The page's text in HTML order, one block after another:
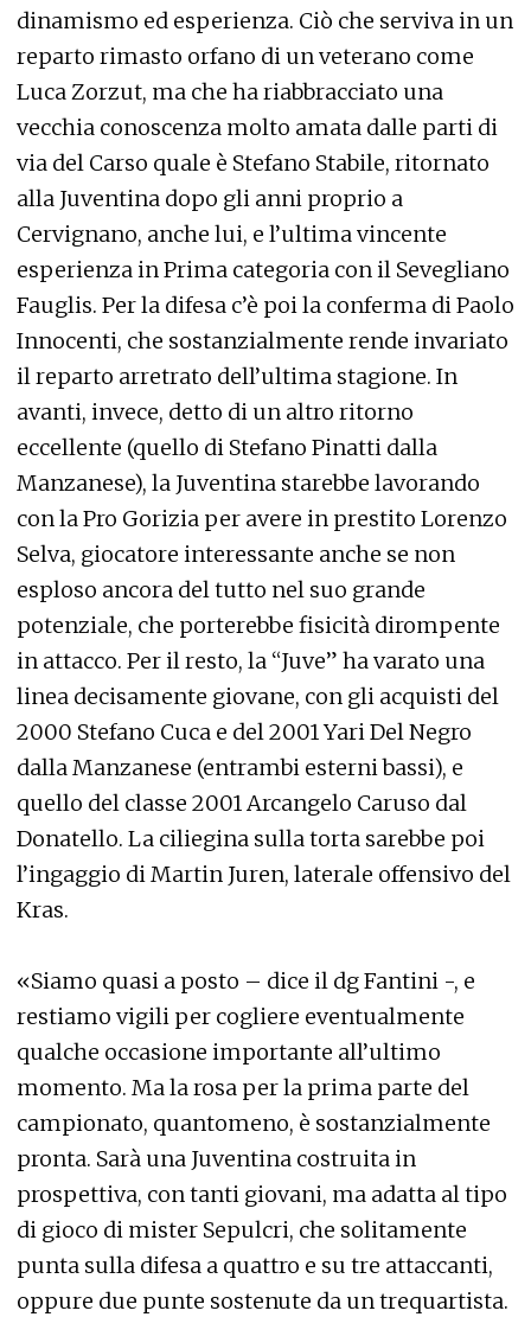
dinamismo ed esperienza. Ciò che serviva in un
reparto rimasto orfano di un veterano come
Luca Zorzut, ma che ha riabbracciato una
vecchia conoscenza molto amata dalle parti di
via del Carso quale è Stefano Stabile, ritornato
alla Juventina dopo gli anni proprio a
Cervignano, anche lui, e l’ultima vincente
esperienza in Prima categoria con il Sevegliano
Fauglis. Per la difesa c’è poi la conferma di Paolo
Innocenti, che sostanzialmente rende invariato
il reparto arretrato dell’ultima stagione. In
avanti, invece, detto di un altro ritorno
eccellente (quello di Stefano Pinatti dalla
Manzanese), la Juventina starebbe lavorando
con la Pro Gorizia per avere in prestito Lorenzo
Selva, giocatore interessante anche se non
esploso ancora del tutto nel suo grande
potenziale, che porterebbe fisicità dirompente
in attacco. Per il resto, la “Juve” ha varato una
linea decisamente giovane, con gli acquisti del
2000 Stefano Cuca e del 2001 Yari Del Negro
dalla Manzanese (entrambi esterni bassi), e
quello del classe 2001 Arcangelo Caruso dal
Donatello. La ciliegina sulla torta sarebbe poi
l’ingaggio di Martin Juren, laterale offensivo del
Kras.
«Siamo quasi a posto – dice il dg Fantini -, e
restiamo vigili per cogliere eventualmente
qualche occasione importante all’ultimo
momento. Ma la rosa per la prima parte del
campionato, quantomeno, è sostanzialmente
pronta. Sarà una Juventina costruita in
prospettiva, con tanti giovani, ma adatta al tipo
di gioco di mister Sepulcri, che solitamente
punta sulla difesa a quattro e su tre attaccanti,
oppure due punte sostenute da un trequartista.